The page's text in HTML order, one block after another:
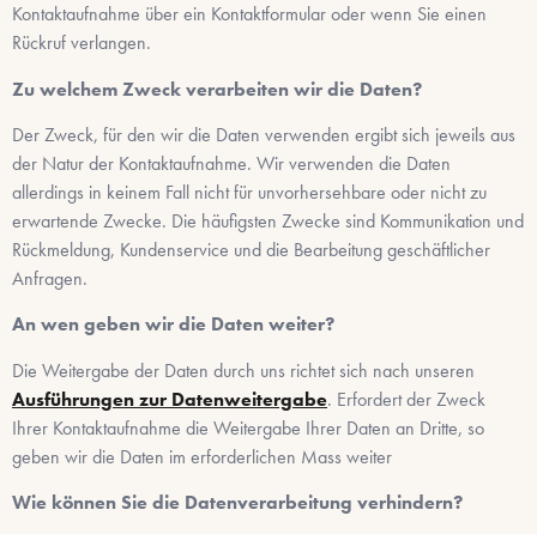
Kontaktaufnahme über ein Kontaktformular oder wenn Sie einen
Rückruf verlangen.
Zu welchem Zweck verarbeiten wir die Daten?
Der Zweck, für den wir die Daten verwenden ergibt sich jeweils aus
der Natur der Kontaktaufnahme. Wir verwenden die Daten
allerdings in keinem Fall nicht für unvorhersehbare oder nicht zu
erwartende Zwecke. Die häufigsten Zwecke sind Kommunikation und
Rückmeldung, Kundenservice und die Bearbeitung geschäftlicher
Anfragen.
An wen geben wir die Daten weiter?
Die Weitergabe der Daten durch uns richtet sich nach unseren
Ausführungen zur Datenweitergabe. Erfordert der Zweck
Ihrer Kontaktaufnahme die Weitergabe Ihrer Daten an Dritte, so
geben wir die Daten im erforderlichen Mass weiter
Wie können Sie die Datenverarbeitung verhindern?